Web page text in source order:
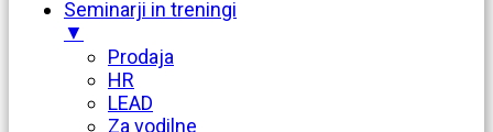
Seminarji in treningi
▼
Prodaja
HR
LEAD
Za vodilne